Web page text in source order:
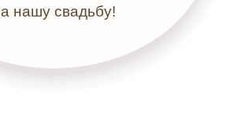
нашу свадьбу!